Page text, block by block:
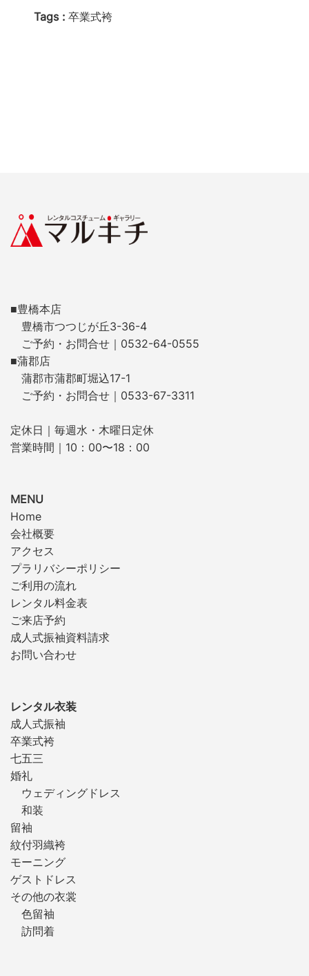
Tags : 卒業式袴
■豊橋本店
豊橋市つつじが丘3-36-4
ご予約・お問合せ｜0532-64-0555
■蒲郡店
蒲郡市蒲郡町堀込17-1
ご予約・お問合せ｜0533-67-3311
定休日｜毎週水・木曜日定休
営業時間｜10：00〜18：00
MENU
Home
会社概要
アクセス
プラリバシーポリシー
ご利用の流れ
レンタル料金表
ご来店予約
成人式振袖資料請求
お問い合わせ
レンタル衣装
成人式振袖
卒業式袴
七五三
婚礼
ウェディングドレス
和装
留袖
紋付羽織袴
モーニング
ゲストドレス
その他の衣裳
色留袖
訪問着